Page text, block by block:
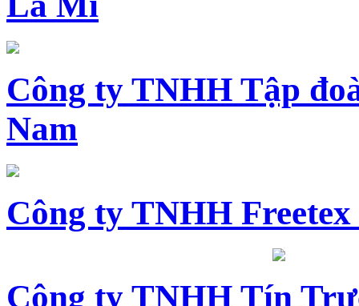
Công ty TNHH Tập
Nam
Công ty TNHH
Công ty TNHH Tín